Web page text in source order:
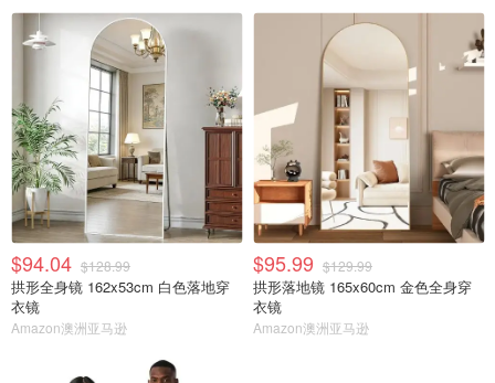
$94.04 $128.99
拱形全身镜 162x53cm 白色落地穿
衣镜
Amazon澳洲亚马逊
$95.99 $129.99
拱形落地镜 165x60cm 金色全身穿
衣镜
Amazon澳洲亚马逊